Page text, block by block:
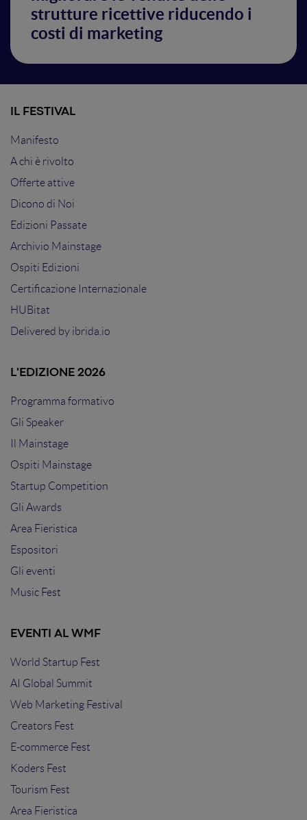
strutture ricettive riducendo i
costi di marketing
IL FESTIVAL
Manifesto
A chi è rivolto
Offerte attive
Dicono di Noi
Edizioni Passate
Archivio Mainstage
Ospiti Edizioni
Certificazione Internazionale
HUBitat
Delivered by ibrida.io
L'EDIZIONE 2026
Programma formativo
Gli Speaker
Il Mainstage
Ospiti Mainstage
Startup Competition
Gli Awards
Area Fieristica
Espositori
Gli eventi
Music Fest
EVENTI AL WMF
World Startup Fest
AI Global Summit
Web Marketing Festival
Creators Fest
E-commerce Fest
Koders Fest
Tourism Fest
Area Fieristica